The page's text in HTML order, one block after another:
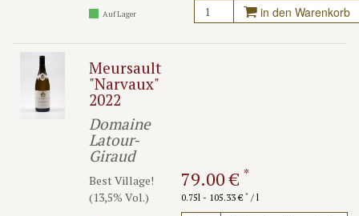
Auf Lager in den Warenkorb
Meursault
"Narvaux"
2022
Domaine
Latour-
Giraud
Best Village!
(13,5% Vol.)
79.00 € *
0.75l - 105.33 € */ l